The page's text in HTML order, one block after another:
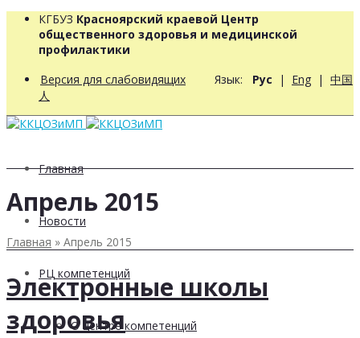
КГБУЗ Красноярский краевой Центр
общественного здоровья и медицинской
профилактики
Версия для слабовидящих Язык: Рус | Eng | 中国
人
Главная
Новости
РЦ компетенций
О центре компетенций
Апрель 2015
Главная » Апрель 2015
Электронные школы
здоровья